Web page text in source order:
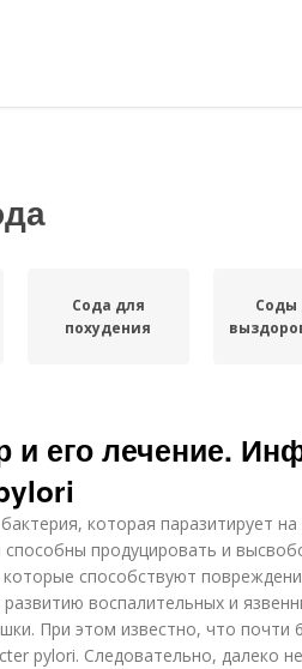
Сода для
похудения
Соды
и его лечение.
которая паразитирует
способны продуцировать и
способствуют
воспалительных и
При этом известно, что почти
pylori. Следовательно, далеко